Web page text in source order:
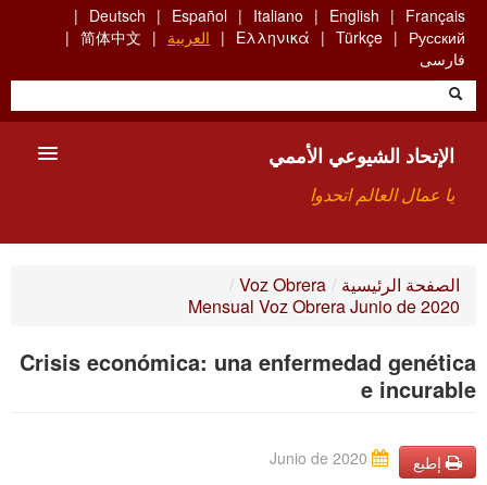
Skip
main
content
Français
English
Italiano
Español
Deutsch
Русский
Türkçe
Ελληνικά العربية
简体中文
فارسی
الإتحاد الشيوعي الأممي
يا عمال العالم اتحدوا
من نحن؟
بحث
الصفحة الرئيسية /
Voz Obrera
/
Mensual Voz Obrera Junio de 2020
Crisis económica: una enfermedad genética
e incurable
إطبع